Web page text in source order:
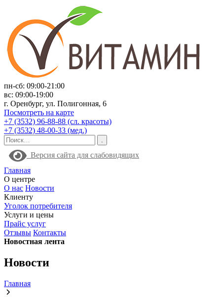
пн-сб: 09:00-21:00
вс: 09:00-19:00
г. Оренбург, ул. Полигонная, 6
Посмотреть на карте
+7 (3532) 96-88-88 (сл. красоты)
+7 (3532) 48-00-33 (мед.)
Версия сайта для слабовидящих
Главная
О центре
О нас Новости
Клиенту
Уголок потребителя
Услуги и цены
Прайс услуг
Отзывы Контакты
Новостная лента
Новости
Главная